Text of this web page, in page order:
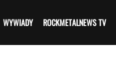
WYWIADY ROCKMETALNEWS TV